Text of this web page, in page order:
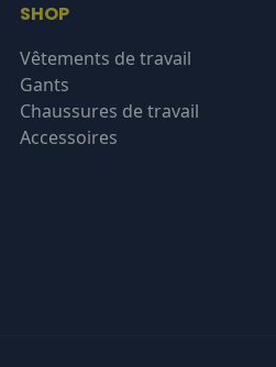
SHOP
Vêtements de travail
Gants
Chaussures de travail
Accessoires